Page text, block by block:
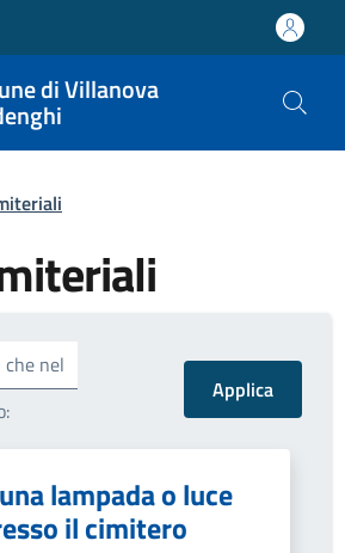
di Villanova
nel
lampada o luce
il cimitero